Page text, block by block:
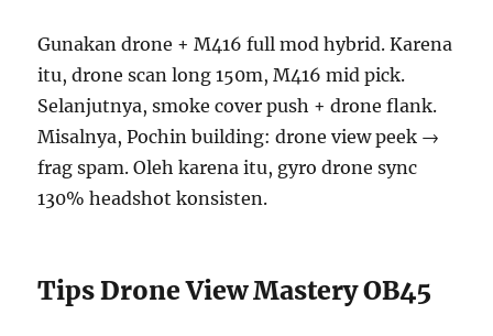
Gunakan drone + M416 full mod hybrid. Karena
itu, drone scan long 150m, M416 mid pick.
Selanjutnya, smoke cover push + drone flank.
Misalnya, Pochin building: drone view peek →
frag spam. Oleh karena itu, gyro drone sync
130% headshot konsisten.
Tips Drone View Mastery OB45